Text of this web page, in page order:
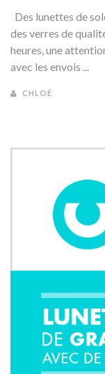
Des lunettes de
des verres de
heures, une
avec les envois ...
CHLOÉ